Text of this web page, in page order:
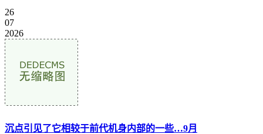
26
07
2026
沉点引见了它相较于前代机身内部的一些…9月